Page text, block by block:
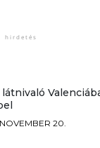
látnivaló
NOVEMBER 20.